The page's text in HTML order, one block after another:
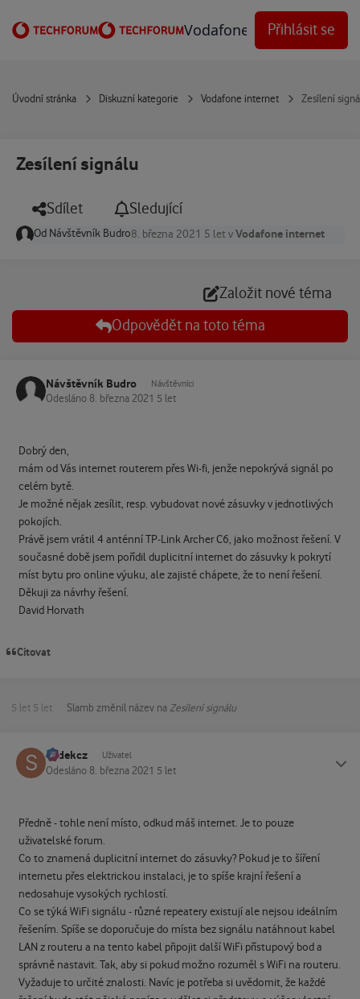
Vodafone Techforum
Přihlásit se
Úvodní stránka Diskuzní kategorie Vodafone internet Zesílení
Zesílení signálu
Sdílet Sledující
Od Návštěvník Budro8. března 2021 5 let vVodafone internet
Založit nové téma
Odpovědět na toto téma
Návštěvník Budro Návštěvníci
Odesláno 8. března 2021 5 let
Dobrý den,
mám od Vás internet routerem přes Wi-fi, jenže nepokrývá signál po
celém bytě.
Je možné nějak zesílit, resp. vybudovat nové zásuvky v jednotlivých
pokojích.
Právě jsem vrátil 4 anténní TP-Link Archer C6, jako možnost řešení. V
současné době jsem pořídil duplicitní internet do zásuvky k pokrytí
míst bytu pro online výuku, ale zajisté chápete, že to není řešení.
Děkuji za návrhy řešení.
David Horvath
Citovat
5 let 5 let Slamb změnil název na Zesílení signálu
sodekcz Uživatel
Odesláno 8. března 2021 5 let
Předně - tohle není místo, odkud máš internet. Je to pouze
uživatelské forum.
Co to znamená duplicitní internet do zásuvky? Pokud je to šíření
internetu přes elektrickou instalaci, je to spíše krajní řešení a
nedosahuje vysokých rychlostí.
Co se týká WiFi signálu - různé repeatery existují ale nejsou ideálním
řešením. Spíše se doporučuje do místa bez signálu natáhnout kabel
LAN z routeru a na tento kabel připojit další WiFi přístupový bod a
správně nastavit. Tak, aby si pokud možno rozuměl s WiFi na routeru.
Vyžaduje to určité znalosti. Navíc je potřeba si uvědomit, že každé